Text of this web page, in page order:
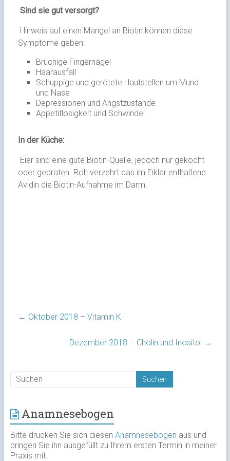
Sind sie gut versorgt?
Hinweis auf einen Mangel an Biotin können diese
Symptome geben:
Brüchige Fingernägel
Haarausfall
Schuppige und gerötete Hautstellen um Mund
und Nase
Depressionen und Angstzustände
Appetitlosigkeit und Schwindel
In der Küche:
Eier sind eine gute Biotin-Quelle, jedoch nur gekocht
oder gebraten. Roh verzehrt das im Eiklar enthaltene
Avidin die Biotin-Aufnahme im Darm.
← Oktober 2018 – Vitamin K
Dezember 2018 – Cholin und Inositol →
Anamnesebogen
Bitte drucken Sie sich diesen Anamnesebogen aus und
bringen Sie ihn ausgefüllt zu Ihrem ersten Termin in meiner
Praxis mit.